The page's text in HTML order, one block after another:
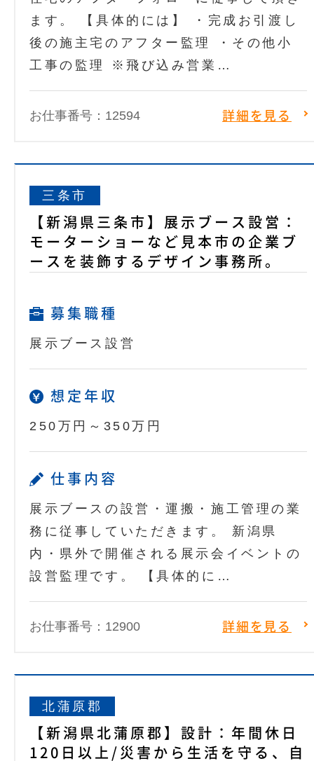
ます。 【具体的には】 ・完成お引渡し
後の施主宅のアフター監理 ・その他小
工事の監理 ※飛び込み営業…
お仕事番号：12594 詳細を見る
三条市
【新潟県三条市】展示ブース設営：
モーターショーなど見本市の企業ブ
ースを装飾するデザイン事務所。
募集職種
展示ブース設営
想定年収
250万円～350万円
仕事内容
展示ブースの設営・運搬・施工管理の業
務に従事していただきます。 新潟県
内・県外で開催される展示会イベントの
設営監理です。 【具体的に…
お仕事番号：12900 詳細を見る
北蒲原郡
【新潟県北蒲原郡】設計：年間休日
120日以上/災害から生活を守る、自